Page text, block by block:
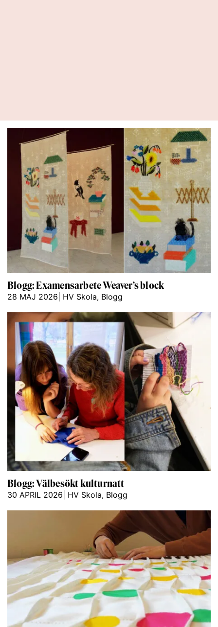
Blogg: Examensarbete Weaver’s block
28 MAJ 2026 HV Skola, Blogg
Blogg: Välbesökt kulturnatt
30 APRIL 2026 HV Skola, Blogg